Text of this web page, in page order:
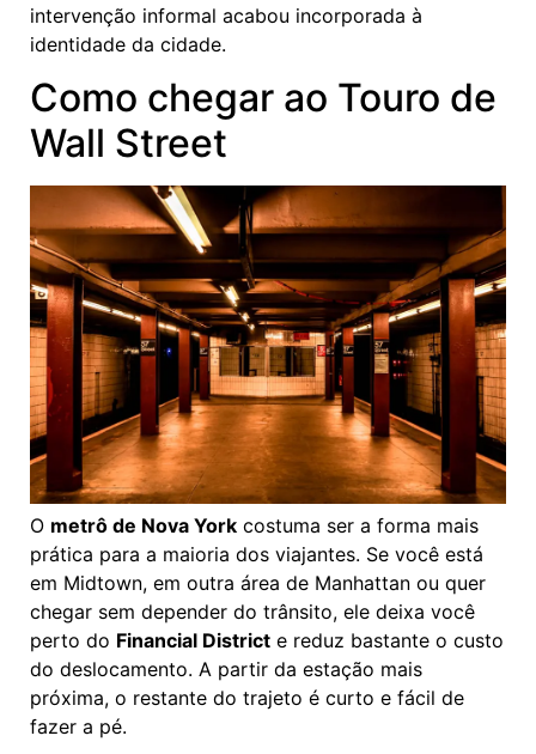
intervenção informal acabou incorporada à
identidade da cidade.
Como chegar ao Touro de
Wall Street
O metrô de Nova York costuma ser a forma mais
prática para a maioria dos viajantes. Se você está
em Midtown, em outra área de Manhattan ou quer
chegar sem depender do trânsito, ele deixa você
perto do Financial District e reduz bastante o custo
do deslocamento. A partir da estação mais
próxima, o restante do trajeto é curto e fácil de
fazer a pé.